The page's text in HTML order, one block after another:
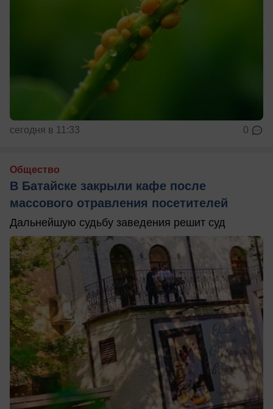
сегодня в 11:33 0
Общество
В Батайске закрыли кафе после
массового отравления посетителей
Дальнейшую судьбу заведения решит суд